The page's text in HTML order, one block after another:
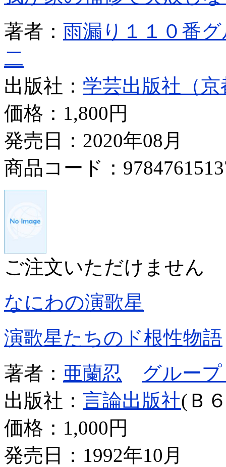
著者： 雨漏り１１０番
二
出版社： 学芸出版社（京
価格： 1,800円
発売日：2020年08月
商品コード：
ご注文いただけません
なにわの演歌星
演歌星たちのド根性物語
著者： 亜蘭忍
グルー
出版社： 言論出版社(Ｂ
価格： 1,000円
発売日：1992年10月